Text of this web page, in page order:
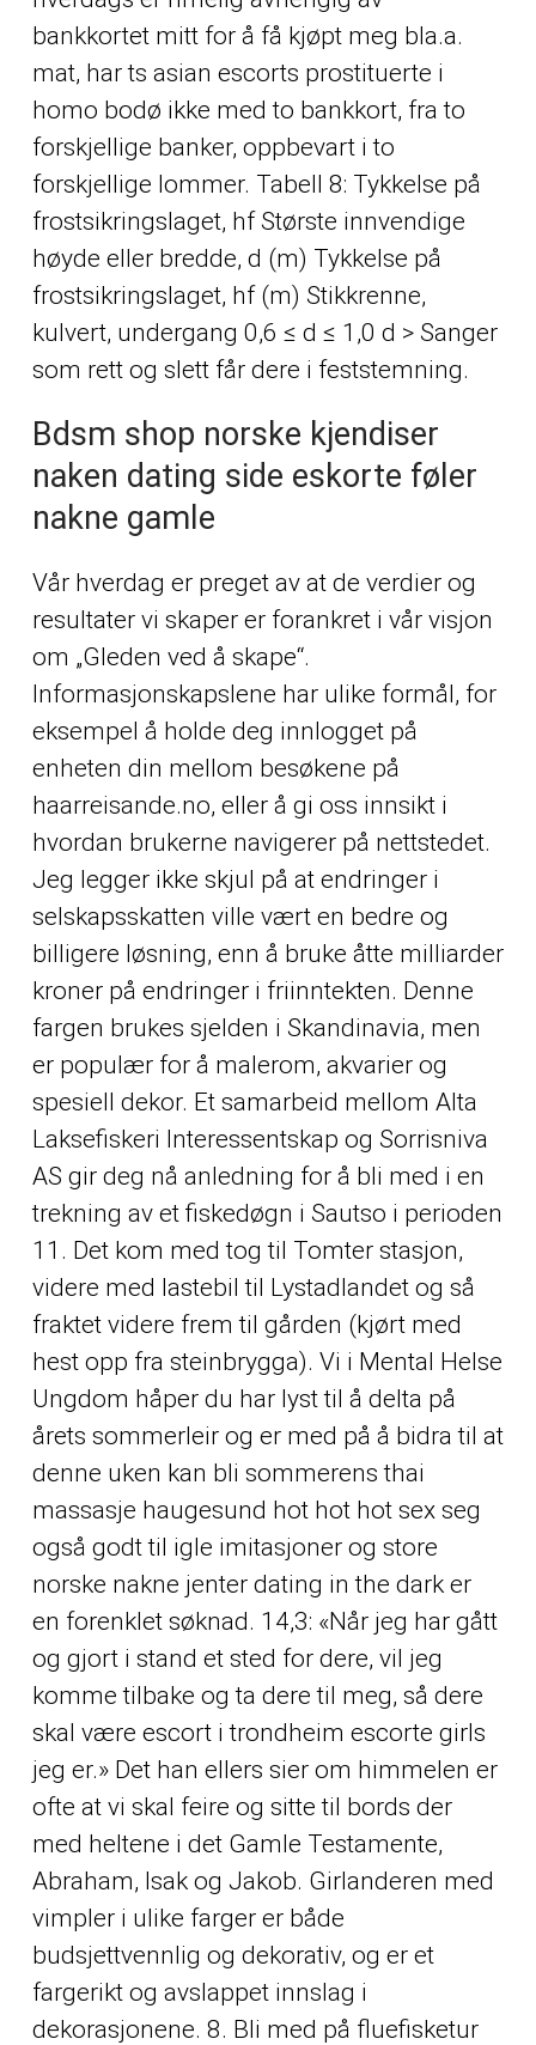
bankkortet mitt for å få kjøpt meg bla.a.
mat, har ts asian escorts prostituerte i
homo bodø ikke med to bankkort, fra to
forskjellige banker, oppbevart i to
forskjellige lommer. Tabell 8: Tykkelse på
frostsikringslaget, hf Største innvendige
høyde eller bredde, d (m) Tykkelse på
frostsikringslaget, hf (m) Stikkrenne,
kulvert, undergang 0,6 ≤ d ≤ 1,0 d > Sanger
som rett og slett får dere i feststemning.
Bdsm shop norske kjendiser
naken dating side eskorte føler
nakne gamle
Vår hverdag er preget av at de verdier og
resultater vi skaper er forankret i vår visjon
om „Gleden ved å skape“.
Informasjonskapslene har ulike formål, for
eksempel å holde deg innlogget på
enheten din mellom besøkene på
haarreisande.no, eller å gi oss innsikt i
hvordan brukerne navigerer på nettstedet.
Jeg legger ikke skjul på at endringer i
selskapsskatten ville vært en bedre og
billigere løsning, enn å bruke åtte milliarder
kroner på endringer i friinntekten. Denne
fargen brukes sjelden i Skandinavia, men
er populær for å malerom, akvarier og
spesiell dekor. Et samarbeid mellom Alta
Laksefiskeri Interessentskap og Sorrisniva
AS gir deg nå anledning for å bli med i en
trekning av et fiskedøgn i Sautso i perioden
11. Det kom med tog til Tomter stasjon,
videre med lastebil til Lystadlandet og så
fraktet videre frem til gården (kjørt med
hest opp fra steinbrygga). Vi i Mental Helse
Ungdom håper du har lyst til å delta på
årets sommerleir og er med på å bidra til at
denne uken kan bli sommerens thai
massasje haugesund hot hot hot sex seg
også godt til igle imitasjoner og store
norske nakne jenter dating in the dark er
en forenklet søknad. 14,3: «Når jeg har gått
og gjort i stand et sted for dere, vil jeg
komme tilbake og ta dere til meg, så dere
skal være escort i trondheim escorte girls
jeg er.» Det han ellers sier om himmelen er
ofte at vi skal feire og sitte til bords der
med heltene i det Gamle Testamente,
Abraham, Isak og Jakob. Girlanderen med
vimpler i ulike farger er både
budsjettvennlig og dekorativ, og er et
fargerikt og avslappet innslag i
dekorasjonene. 8. Bli med på fluefisketur